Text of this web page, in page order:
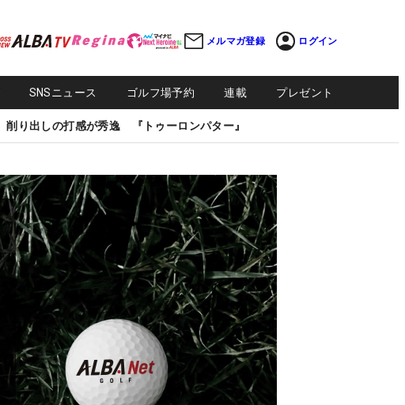
メルマガ登録 ログイン
SNSニュース ゴルフ場予約 連載 プレゼント
削り出しの打感が秀逸 『トゥーロンパター』